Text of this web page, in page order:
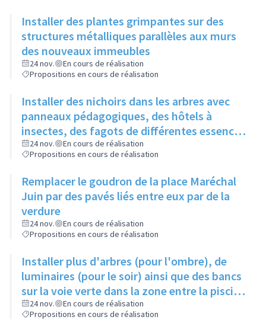
Installer des plantes grimpantes sur des
structures métalliques parallèles aux murs
des nouveaux immeubles
24 nov.
En cours de réalisation
Propositions en cours de réalisation
Installer des nichoirs dans les arbres avec
panneaux pédagogiques, des hôtels à
insectes, des fagots de différentes essences
pour stimuler la biodiversité sur la place du
Château à la Roue
24 nov.
En cours de réalisation
Propositions en cours de réalisation
Remplacer le goudron de la place Maréchal
Juin par des pavés liés entre eux par de la
verdure
24 nov.
En cours de réalisation
Propositions en cours de réalisation
Installer plus d'arbres (pour l'ombre), de
luminaires (pour le soir) ainsi que des bancs
sur la voie verte dans la zone entre la piscine
et la rue de l'Industrie
24 nov.
En cours de réalisation
Propositions en cours de réalisation